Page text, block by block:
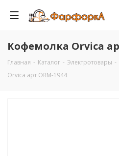
Кофемолка Orvica
Главная - Каталог - Электротовары -
Orvica арт ORM-1944